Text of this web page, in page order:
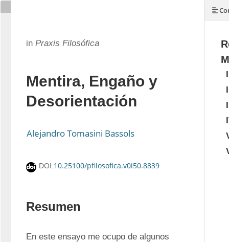
in Praxis Filosófica
Mentira, Engaño y
Desorientación
Alejandro Tomasini Bassols
DOI:10.25100/pfilosofica.v0i50.8839
Resumen
En este ensayo me ocupo de algunos